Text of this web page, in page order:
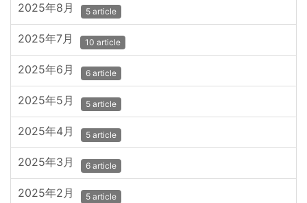
2025年8月 5 article
2025年7月 10 article
2025年6月 6 article
2025年5月 5 article
2025年4月 5 article
2025年3月 6 article
2025年2月 5 article